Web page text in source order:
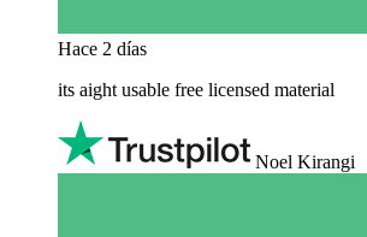
Hace 2 días
its aight usable free licensed material
Noel Kirangi